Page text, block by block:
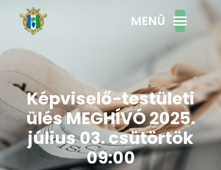
MENÜ
Képviselő-testületi
ülés MEGHÍVÓ 2025.
július 03. csütörtök
09:00